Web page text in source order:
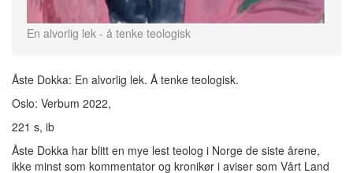
En alvorlig lek - å tenke teologisk
Åste Dokka: En alvorlig lek. Å tenke teologisk.
Oslo: Verbum 2022,
221 s, ib
Åste Dokka har blitt en mye lest teolog i Norge de siste årene,
ikke minst som kommentator og kronikør i aviser som Vårt Land